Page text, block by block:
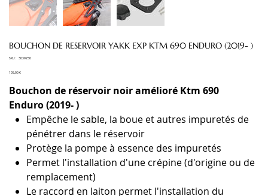
BOUCHON DE RESERVOIR YAKK EXP KTM 690 ENDURO (2019- )
SKU : SKU
3039250
Prix
105,00 €
Bouchon de réservoir noir amélioré Ktm 690
Enduro (2019- )
Empêche le sable, la boue et autres impuretés de
pénétrer dans le réservoir
Protège la pompe à essence des impuretés
Permet l'installation d'une crépine (d'origine ou de
remplacement)
Le raccord en laiton permet l'installation du